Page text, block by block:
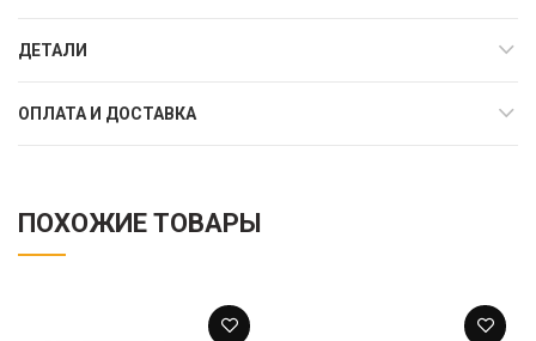
ДЕТАЛИ
ОПЛАТА И ДОСТАВКА
ПОХОЖИЕ ТОВАРЫ